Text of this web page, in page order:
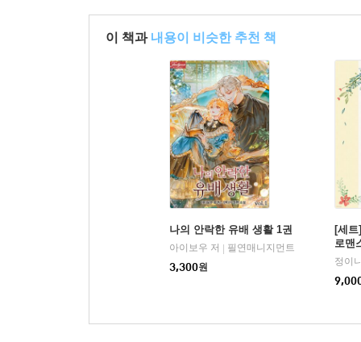
이 책과 내용이 비슷한 추천 책
나의 안락한 유배 생활 1권
아이보우 저
필연매니지먼트
3,300원
[세
로맨
정이